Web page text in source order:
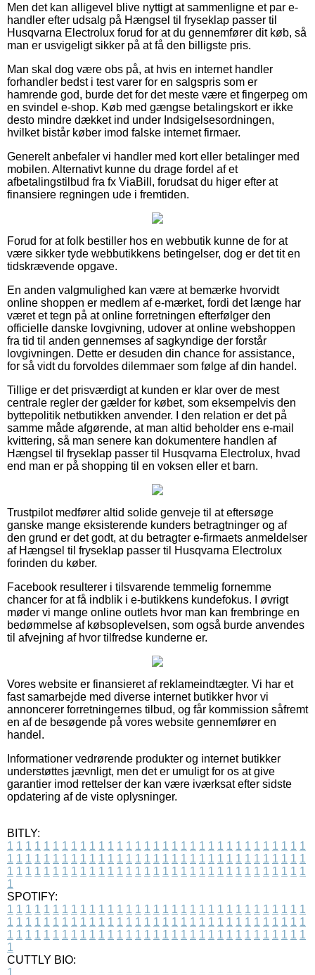
Men det kan alligevel blive nyttigt at sammenligne et par e-
handler efter udsalg på Hængsel til fryseklap passer til
Husqvarna Electrolux forud for at du gennemfører dit køb, så
man er usvigeligt sikker på at få den billigste pris.
Man skal dog være obs på, at hvis en internet handler
forhandler bedst i test varer for en salgspris som er
hamrende god, burde det for det meste være et fingerpeg om
en svindel e-shop. Køb med gængse betalingskort er ikke
desto mindre dækket ind under Indsigelsesordningen,
hvilket bistår køber imod falske internet firmaer.
Generelt anbefaler vi handler med kort eller betalinger med
mobilen. Alternativt kunne du drage fordel af et
afbetalingstilbud fra fx ViaBill, forudsat du higer efter at
finansiere regningen ude i fremtiden.
Forud for at folk bestiller hos en webbutik kunne de for at
være sikker tyde webbutikkens betingelser, dog er det tit en
tidskrævende opgave.
En anden valgmulighed kan være at bemærke hvorvidt
online shoppen er medlem af e-mærket, fordi det længe har
været et tegn på at online forretningen efterfølger den
officielle danske lovgivning, udover at online webshoppen
fra tid til anden gennemses af sagkyndige der forstår
lovgivningen. Dette er desuden din chance for assistance,
for så vidt du forvoldes dilemmaer som følge af din handel.
Tillige er det prisværdigt at kunden er klar over de mest
centrale regler der gælder for købet, som eksempelvis den
byttepolitik netbutikken anvender. I den relation er det på
samme måde afgørende, at man altid beholder ens e-mail
kvittering, så man senere kan dokumentere handlen af
Hængsel til fryseklap passer til Husqvarna Electrolux, hvad
end man er på shopping til en voksen eller et barn.
Trustpilot medfører altid solide genveje til at eftersøge
ganske mange eksisterende kunders betragtninger og af
den grund er det godt, at du betragter e-firmaets anmeldelser
af Hængsel til fryseklap passer til Husqvarna Electrolux
forinden du køber.
Facebook resulterer i tilsvarende temmelig fornemme
chancer for at få indblik i e-butikkens kundefokus. I øvrigt
møder vi mange online outlets hvor man kan frembringe en
bedømmelse af købsoplevelsen, som også burde anvendes
til afvejning af hvor tilfredse kunderne er.
Vores website er finansieret af reklameindtægter. Vi har et
fast samarbejde med diverse internet butikker hvor vi
annoncerer forretningernes tilbud, og får kommission såfremt
en af de besøgende på vores website gennemfører en
handel.
Informationer vedrørende produkter og internet butikker
understøttes jævnligt, men det er umuligt for os at give
garantier imod rettelser der kan være iværksat efter sidste
opdatering af de viste oplysninger.
BITLY:
1 1 1 1 1 1 1 1 1 1 1 1 1 1 1 1 1 1 1 1 1 1 1 1 1 1 1 1 1 1 1 1 1
1 1 1 1 1 1 1 1 1 1 1 1 1 1 1 1 1 1 1 1 1 1 1 1 1 1 1 1 1 1 1 1 1
1 1 1 1 1 1 1 1 1 1 1 1 1 1 1 1 1 1 1 1 1 1 1 1 1 1 1 1 1 1 1 1 1
1
SPOTIFY:
1 1 1 1 1 1 1 1 1 1 1 1 1 1 1 1 1 1 1 1 1 1 1 1 1 1 1 1 1 1 1 1 1
1 1 1 1 1 1 1 1 1 1 1 1 1 1 1 1 1 1 1 1 1 1 1 1 1 1 1 1 1 1 1 1 1
1 1 1 1 1 1 1 1 1 1 1 1 1 1 1 1 1 1 1 1 1 1 1 1 1 1 1 1 1 1 1 1 1
1
CUTTLY BIO:
1